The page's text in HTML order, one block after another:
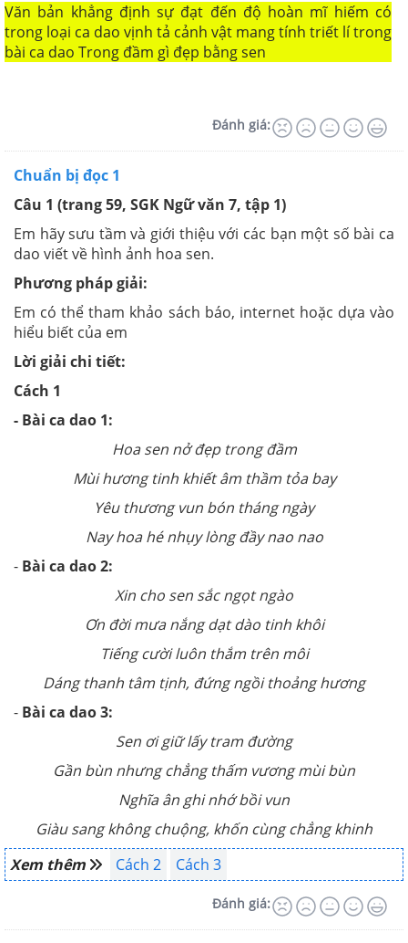
Văn bản khẳng định sự đạt đến độ hoàn mĩ hiếm có
trong loại ca dao vịnh tả cảnh vật mang tính triết lí trong
bài ca dao Trong đầm gì đẹp bằng sen
Đánh giá:
Chuẩn bị đọc 1
Câu 1 (trang 59, SGK Ngữ văn 7, tập 1)
Em hãy sưu tầm và giới thiệu với các bạn một số bài ca
dao viết về hình ảnh hoa sen.
Phương pháp giải:
Em có thể tham khảo sách báo, internet hoặc dựa vào
hiểu biết của em
Lời giải chi tiết:
Cách 1
- Bài ca dao 1:
Hoa sen nở đẹp trong đầm
Mùi hương tinh khiết âm thầm tỏa bay
Yêu thương vun bón tháng ngày
Nay hoa hé nhụy lòng đầy nao nao
- Bài ca dao 2:
Xin cho sen sắc ngọt ngào
Ơn đời mưa nắng dạt dào tinh khôi
Tiếng cười luôn thắm trên môi
Dáng thanh tâm tịnh, đứng ngồi thoảng hương
- Bài ca dao 3:
Sen ơi giữ lấy tram đường
Gần bùn nhưng chẳng thấm vương mùi bùn
Nghĩa ân ghi nhớ bồi vun
Giàu sang không chuộng, khốn cùng chẳng khinh
Xem thêm
Cách 2 Cách 3
Đánh giá: